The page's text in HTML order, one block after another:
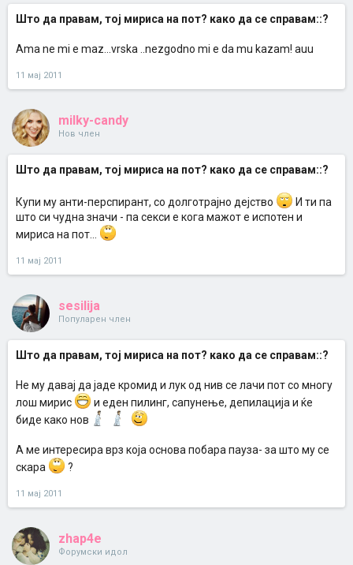
Што да правам, тој мириса на пот? како да се справам::?
Ama ne mi e maz...vrska ..nezgodno mi e da mu kazam! auu
11 мај 2011
milky-candy
Нов член
Што да правам, тој мириса на пот? како да се справам::?
Купи му анти-перспирант, со долготрајно дејство
И ти па
што си чудна значи - па секси е кога мажот е испотен и
мириса на пот...
11 мај 2011
sesilija
Популарен член
Што да правам, тој мириса на пот? како да се справам::?
Не му давај да јаде кромид и лук од нив се лачи пот со многу
лош мирис
и еден пилинг, сапунење, депилација и ќе
биде како нов
А ме интересира врз која основа побара пауза- за што му се
скара
?
11 мај 2011
zhap4e
Форумски идол